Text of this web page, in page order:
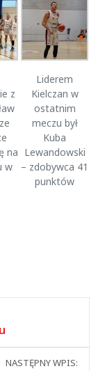
z
na
w
Liderem
Kielczan w
ostatnim
meczu był
Kuba
Lewandowski
– zdobywca 41
punktów
NASTĘPNY WPIS: